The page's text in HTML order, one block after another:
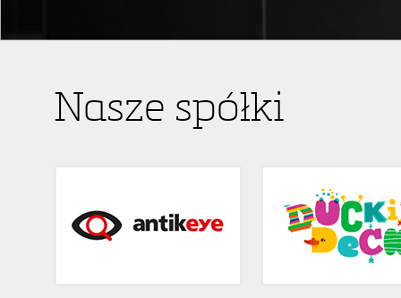
Nasze spółki